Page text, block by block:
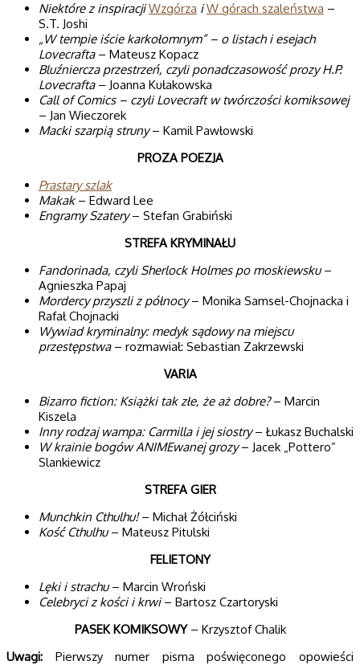
Niektóre z inspiracjiWzgórza iW górach szaleństwa –
S.T. Joshi
„W tempie iście karkołomnym” – o listach i esejach
Lovecrafta – Mateusz Kopacz
Bluźniercza przestrzeń, czyli ponadczasowość prozy H.P.
Lovecrafta – Joanna Kułakowska
Call of Comics – czyli Lovecraft w twórczości komiksowej
– Jan Wieczorek
Macki szarpią struny– Kamil Pawłowski
PROZA POEZJA
Prastary szlak
Makak – Edward Lee
Engramy Szatery– Stefan Grabiński
STREFA KRYMINAŁU
Fandorinada, czyli Sherlock Holmes po moskiewsku–
Agnieszka Papaj
Mordercy przyszli z północy– Monika Samsel-Chojnacka i
Rafał Chojnacki
Wywiad kryminalny: medyk sądowy na miejscu
przestępstwa – rozmawiał: Sebastian Zakrzewski
VARIA
Bizarro fiction: Książki tak złe, że aż dobre?– Marcin
Kiszela
Inny rodzaj wampa: Carmilla i jej siostry– Łukasz Buchalski
W krainie bogów ANIMEwanej grozy– Jacek „Pottero”
Slankiewicz
STREFA GIER
Munchkin Cthulhu!– Michał Żółciński
Kość Cthulhu– Mateusz Pitulski
FELIETONY
Lęki i strachu– Marcin Wroński
Celebryci z kości i krwi– Bartosz Czartoryski
PASEK KOMIKSOWY – Krzysztof Chalik
Uwagi: Pierwszy numer pisma poświęconego opowieści